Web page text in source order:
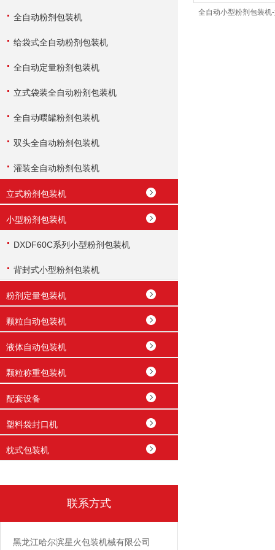
全自动粉剂包装机
给袋式全自动粉剂包装机
全自动定量粉剂包装机
立式袋装全自动粉剂包装机
全自动喂罐粉剂包装机
双头全自动粉剂包装机
灌装全自动粉剂包装机
立式粉剂包装机
小型粉剂包装机
DXDF60C系列小型粉剂包装机
背封式小型粉剂包装机
粉剂定量包装机
颗粒自动包装机
液体自动包装机
颗粒称重包装机
配套设备
塑料袋封口机
枕式包装机
联系方式
黑龙江哈尔滨星火包装机械有限公司
全自动小型粉剂包装机